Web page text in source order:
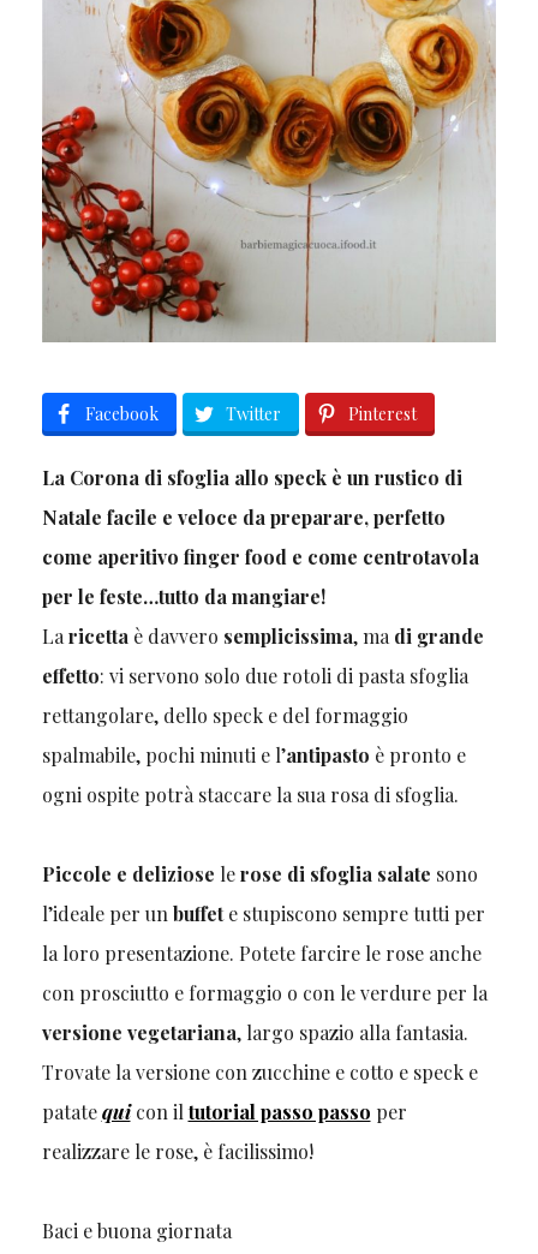
Facebook Twitter Pinterest
La Corona di sfoglia allo speck è un rustico di
Natale facile e veloce da preparare, perfetto
come aperitivo finger food e come centrotavola
per le feste…tutto da mangiare!
Laricettaè davvero semplicissima, madi grande
effetto: vi servono solo due rotoli di pasta sfoglia
rettangolare, dello speck e del formaggio
spalmabile, pochi minuti e l’antipasto è pronto e
ogni ospite potrà staccare la sua rosa di sfoglia.
Piccole e deliziose lerose di sfoglia salate sono
l’ideale per unbuffete stupiscono sempre tutti per
la loro presentazione. Potete farcire le rose anche
con prosciutto e formaggio o con le verdure per la
versione vegetariana, largo spazio alla fantasia.
Trovate la versione con zucchine e cotto e speck e
patatequi con iltutorial passo passo per
realizzare le rose, è facilissimo!
Baci e buona giornata